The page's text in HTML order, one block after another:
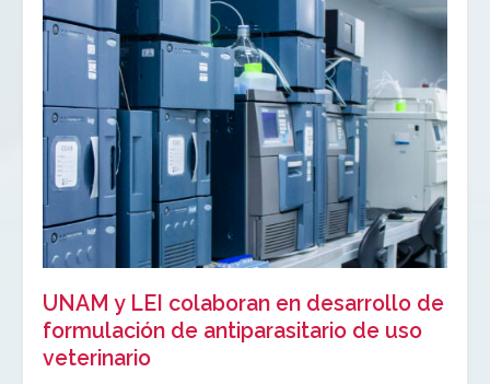
UNAM y LEI colaboran en desarrollo de
formulación de antiparasitario de uso
veterinario